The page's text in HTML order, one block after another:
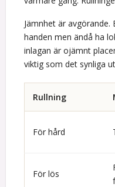
Jämnhet är avgörande.
handen men ändå ha
inlagan är ojämnt
viktig som det synliga
Rullning
För hård
För lös